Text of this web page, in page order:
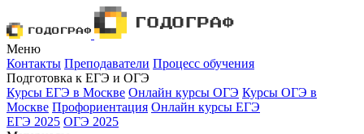
Меню
Контакты Преподаватели Процесс обучения
Подготовка к ЕГЭ и ОГЭ
Курсы ЕГЭ в Москве Онлайн курсы ОГЭ Курсы ОГЭ в
Москве Профориентация Онлайн курсы ЕГЭ
ЕГЭ 2025 ОГЭ 2025